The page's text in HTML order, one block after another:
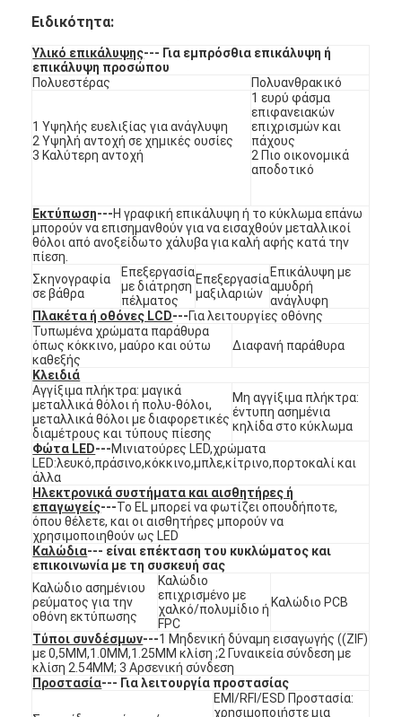
Έλεγχος ποιότητας
Επικοινωνήστε μαζί μας
Ειδήσεις
Ζητήστε μια προσφορά
Διακόπτης μεμβρανών οδηγήσεων
Αφής διακόπτης μεμβρανών
Διακόπτης μεμβρανών FPC
Αδιάβροχος διακόπτης μεμβρανών
Διακόπτης μεμβράνης ψηφιακής εκτύπωσης
διακόπτης μεμβράνης με φωτισμό από πίσω
Γραφική επικάλυψη
Ιατρικός διακόπτης μεμβρανών
Διακόπτης επίπεδης μεμβράνης
Διακόπτης μεμβράνης ESD
Εναλλακτικός διακόπτης μεμβράνης LCD
Χωρητικός διακόπτης μεμβρανών
Ειδικότητα:
Υλικό επικάλυψης--- Για εμπρόσθια επικάλυψη ή
επικάλυψη προσώπου
Πολυεστέρας
Πολυανθρακικό
1 Υψηλής ευελιξίας για ανάγλυψη
2 Υψηλή αντοχή σε χημικές ουσίες
3 Καλύτερη αντοχή
1 ευρύ φάσμα
επιφανειακών
επιχρισμών και
πάχους
2 Πιο οικονομικά
αποδοτικό
Εκτύπωση---Η γραφική επικάλυψη ή το κύκλωμα επάνω
μπορούν να επισημανθούν για να εισαχθούν μεταλλικοί
θόλοι από ανοξείδωτο χάλυβα για καλή αφής κατά την
πίεση.
Σκηνογραφία
σε βάθρα
Επεξεργασία
με διάτρηση
πέλματος
Επεξεργασία
μαξιλαριών
Επικάλυψη με
αμυδρή
ανάγλυφη
Πλακέτα ή οθόνες LCD---Για λειτουργίες οθόνης
Τυπωμένα χρώματα παράθυρα
όπως κόκκινο, μαύρο και ούτω
καθεξής
Διαφανή παράθυρα
Κλειδιά
Αγγίξιμα πλήκτρα: μαγικά
μεταλλικά θόλοι ή πολυ-θόλοι,
μεταλλικά θόλοι με διαφορετικές
διαμέτρους και τύπους πίεσης
Μη αγγίξιμα πλήκτρα:
έντυπη ασημένια
κηλίδα στο κύκλωμα
Φώτα LED---Μινιατούρες LED,χρώματα
LED:λευκό,πράσινο,κόκκινο,μπλε,κίτρινο,πορτοκαλί και
άλλα
Ηλεκτρονικά συστήματα και αισθητήρες ή
επαγωγείς---Το EL μπορεί να φωτίζει οπουδήποτε,
όπου θέλετε, και οι αισθητήρες μπορούν να
χρησιμοποιηθούν ως LED
Καλώδια--- είναι επέκταση του κυκλώματος και
επικοινωνία με τη συσκευή σας
Καλώδιο ασημένιου
ρεύματος για την
οθόνη εκτύπωσης
Καλώδιο
επιχρισμένο με
χαλκό/πολυμίδιο ή
FPC
Καλώδιο PCB
Τύποι συνδέσμων---1 Μηδενική δύναμη εισαγωγής ((ZIF)
με 0,5MM,1.0MM,1.25MM κλίση ;2 Γυναικεία σύνδεση με
κλίση 2.54MM; 3 Αρσενική σύνδεση
Προστασία--- Για λειτουργία προστασίας
EMI/RFI/ESD Προστασία:
χρησιμοποιήστε μια